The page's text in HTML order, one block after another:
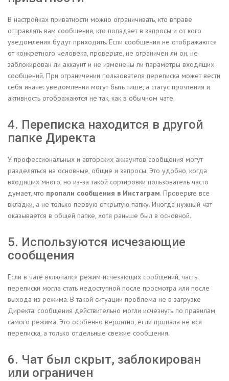
В настройках приватности можно ограничивать, кто вправе
отправлять вам сообщения, кто попадает в запросы и от кого
уведомления будут приходить. Если сообщения не отображаются
от конкретного человека, проверьте, не ограничен ли он, не
заблокирован ли аккаунт и не изменены ли параметры входящих
сообщений. При ограничении пользователя переписка может вести
себя иначе: уведомления могут быть тише, а статус прочтения и
активность отображаются не так, как в обычном чате.
4. Переписка находится в другой
папке Директа
У профессиональных и авторских аккаунтов сообщения могут
разделяться на основные, общие и запросы. Это удобно, когда
входящих много, но из-за такой сортировки пользователь часто
думает, что пропали сообщения в Инстаграм. Проверьте все
вкладки, а не только первую открытую папку. Иногда нужный чат
оказывается в общей папке, хотя раньше был в основной.
5. Используются исчезающие
сообщения
Если в чате включался режим исчезающих сообщений, часть
переписки могла стать недоступной после просмотра или после
выхода из режима. В такой ситуации проблема не в загрузке
Директа: сообщения действительно могли исчезнуть по правилам
самого режима. Это особенно вероятно, если пропала не вся
переписка, а только отдельные свежие сообщения.
6. Чат был скрыт, заблокирован
или ограничен